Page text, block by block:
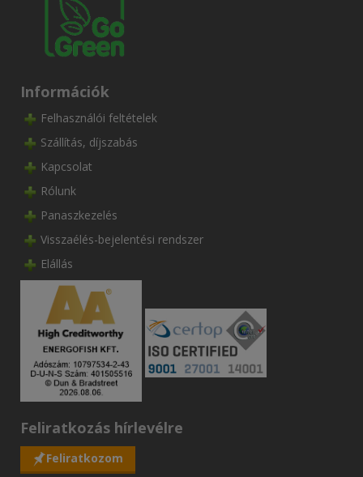
Információk
Felhasználói feltételek
Szállítás, díjszabás
Kapcsolat
Rólunk
Panaszkezelés
Visszaélés-bejelentési rendszer
Elállás
Feliratkozás hírlevélre
Feliratkozom